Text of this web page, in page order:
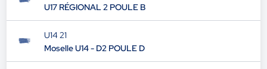
U17 RÉGIONAL 2 POULE B
U14 21
Moselle U14 - D2 POULE D